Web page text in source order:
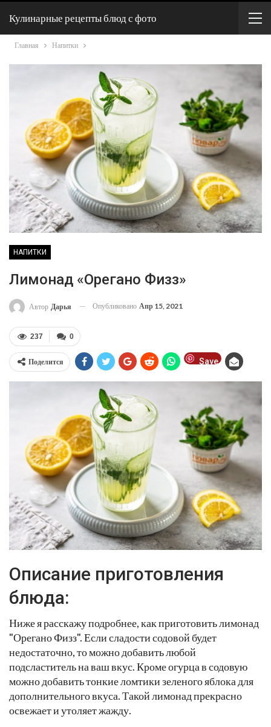
Кулинарные рецепты блюд с фото
Главная Напитки
НАПИТКИ
Лимонад «Орегано Физз»
Автор Дарья Опубликовано Апр 15, 2021
0
237
Поделится Save
Описание приготовления
блюда:
Ниже я расскажу подробнее, как приготовить лимонад
"Орегано Физз". Если сладости содовой будет
недостаточно, то можно добавить любой
подсластитель на ваш вкус. Кроме огурца в содовую
можно добавить тонкие ломтики зеленого яблока для
дополнительного вкуса. Такой лимонад прекрасно
освежает и утоляет жажду.